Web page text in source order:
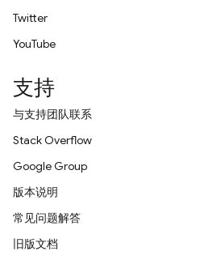
Twitter
YouTube
支持
与支持团队联系
Stack Overflow
Google Group
版本说明
常见问题解答
旧版文档